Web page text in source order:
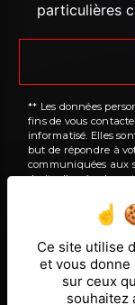
particulières
** Les données
fins de vous
informatisé. Elles
but de répondre à
communiquées aux
droits d’accès, de
limitation,
moment et du droit
autorité de contrôle,
post-mortem. Vous
l'adresse ou par
d'identité pourra
pendant la période
prescription légale
Ce site utilise
et vous donne
sur ceux
souhaitez